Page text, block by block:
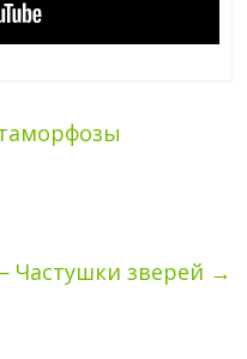
Частушки зверей →